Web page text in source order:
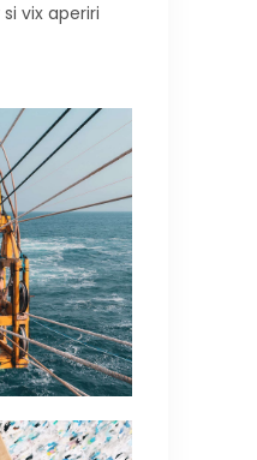
vix aperiri